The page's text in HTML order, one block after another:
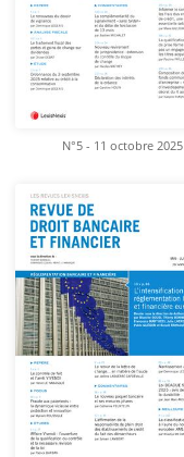
N°5 - 11 octobre 2025